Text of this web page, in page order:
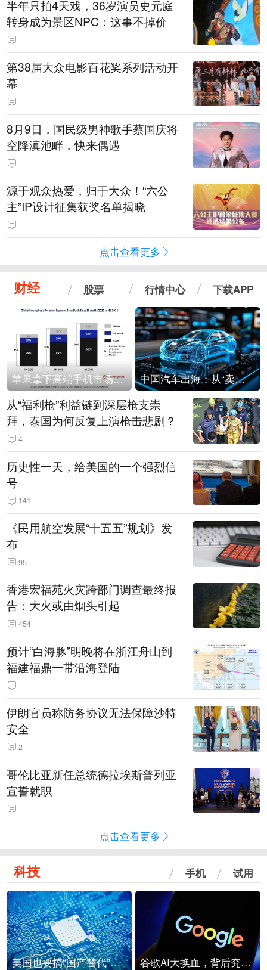
半年只拍4天戏，36岁演员史元庭
转身成为景区NPC：这事不掉价
第38届大众电影百花奖系列活动开
幕
8月9日，国民级男神歌手蔡国庆将
空降滇池畔，快来偶遇
源于观众热爱，归于大众！“六公
主”IP设计征集获奖名单揭晓
点击查看更多
财经 股票 行情中心 下载APP
苹果拿下高端手机市场65%的份额：iPhone 17系列功不可没 中国汽车出海：从“卖出去”到“走进去”
从“福利枪”利益链到深层枪支崇
拜，泰国为何反复上演枪击悲剧？
4
历史性一天，给美国的一个强烈信
号
141
《民用航空发展“十五五”规划》发
布
95
香港宏福苑火灾跨部门调查最终报
告：大火或由烟头引起
454
预计“白海豚”明晚将在浙江舟山到
福建福鼎一带沿海登陆
伊朗官员称防务协议无法保障沙特
安全
2
哥伦比亚新任总统德拉埃斯普列亚
宣誓就职
点击查看更多
科技 手机 试用
美国也要搞“国产替代”？先算清三笔账 谷歌AI大换血，背后究竟发生了什么？